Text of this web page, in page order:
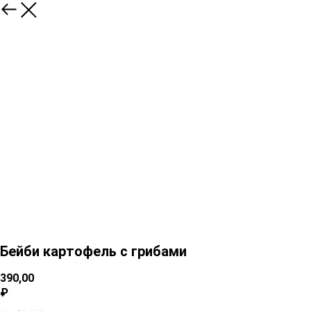
Бейби картофель с грибами
390,00
₽